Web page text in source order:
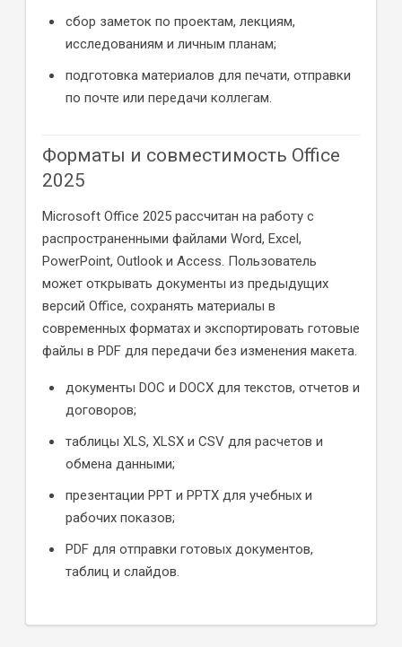
сбор заметок по проектам, лекциям,
исследованиям и личным планам;
подготовка материалов для печати, отправки
по почте или передачи коллегам.
Форматы и совместимость Office
2025
Microsoft Office 2025 рассчитан на работу с
распространенными файлами Word, Excel,
PowerPoint, Outlook и Access. Пользователь
может открывать документы из предыдущих
версий Office, сохранять материалы в
современных форматах и экспортировать готовые
файлы в PDF для передачи без изменения макета.
документы DOC и DOCX для текстов, отчетов и
договоров;
таблицы XLS, XLSX и CSV для расчетов и
обмена данными;
презентации PPT и PPTX для учебных и
рабочих показов;
PDF для отправки готовых документов,
таблиц и слайдов.